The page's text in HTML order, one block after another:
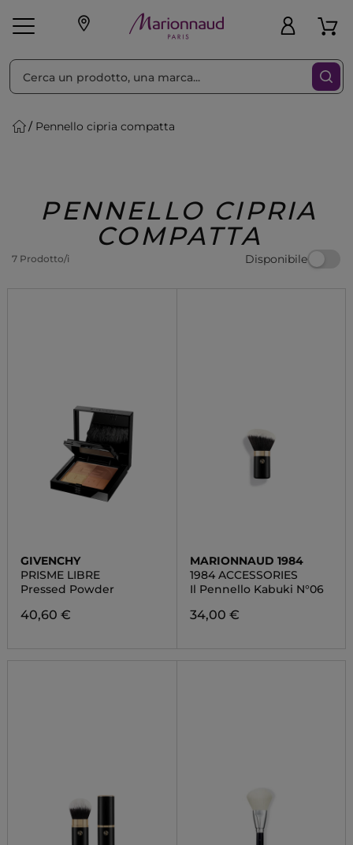
Make-up Profumi
Regalo
Pennello cipria compatta
PENNELLO CIPRIA
COMPATTA
7 Prodotto/i Disponibile
Ordina per Filtra
GIVENCHY
PRISME LIBRE
Pressed Powder
40,60 €
MARIONNAUD 1984
1984 ACCESSORIES
Il Pennello Kabuki N°06
34,00 €